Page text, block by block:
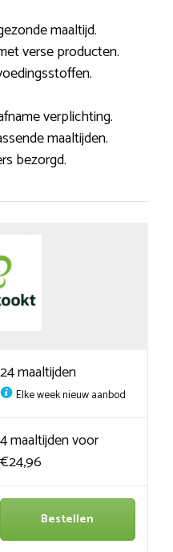
maaltijd.
verse producten.
verplichting.
maaltijden.
bezorgd.
24 maaltijden
Elke week nieuw aanbod
4 maaltijden voor
€24,96
Bestellen